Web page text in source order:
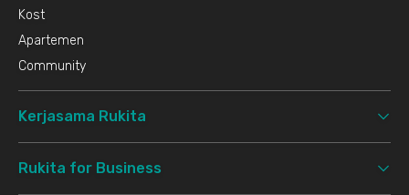
Kost
Apartemen
Community
Kerjasama Rukita
Rukita for Business